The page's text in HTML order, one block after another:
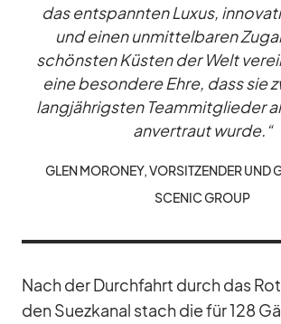
das ent­spann­ten Lu­xus,
und ei­nen un­mit­tel­ba­ren
schöns­ten Küs­ten der Welt
eine be­son­dere Ehre, dass sie
lang­jäh­rigs­ten Team­mit­glie­der
an­ver­traut wurde.“
GLEN MO­RONEY, VOR­SIT­ZEN­DER UND
SCENIC GROUP
Nach der Durch­fahrt durch das
den Su­ez­ka­nal stach die für 128